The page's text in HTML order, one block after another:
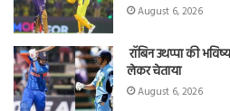
August 6, 2026
रॉबिन उथप्पा की
लेकर चेताया
August 6, 2026